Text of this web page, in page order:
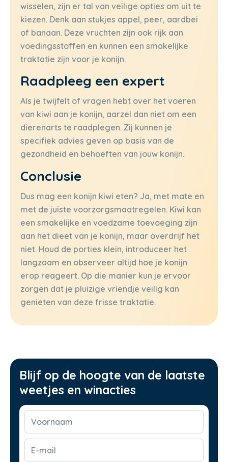
wisselen, zijn er tal van veilige opties om uit te
kiezen. Denk aan stukjes appel, peer, aardbei
of banaan. Deze vruchten zijn ook rijk aan
voedingsstoffen en kunnen een smakelijke
traktatie zijn voor je konijn.
Raadpleeg een expert
Als je twijfelt of vragen hebt over het voeren
van kiwi aan je konijn, aarzel dan niet om een
dierenarts te raadplegen. Zij kunnen je
specifiek advies geven op basis van de
gezondheid en behoeften van jouw konijn.
Conclusie
Dus mag een konijn kiwi eten? Ja, met mate en
met de juiste voorzorgsmaatregelen. Kiwi kan
een smakelijke en voedzame toevoeging zijn
aan het dieet van je konijn, maar overdrijf het
niet. Houd de porties klein, introduceer het
langzaam en observeer altijd hoe je konijn
erop reageert. Op die manier kun je ervoor
zorgen dat je pluizige vriendje veilig kan
genieten van deze frisse traktatie.
Blijf op de hoogte van de laatste
weetjes en winacties
mail